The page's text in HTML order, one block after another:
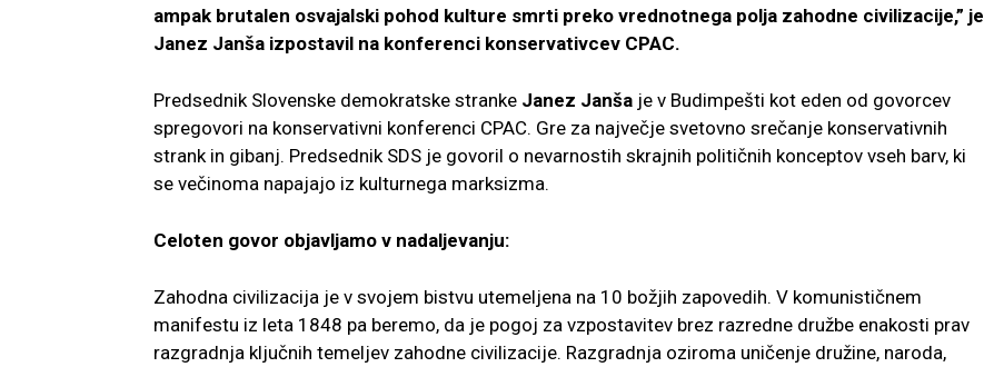
ampak brutalen osvajalski pohod kulture smrti preko vrednotnega polja zahodne civilizacije,” je
Janez Janša izpostavil na konferenci konservativcev CPAC.
Predsednik Slovenske demokratske stranke Janez Janša je v Budimpešti kot eden od govorcev
spregovori na konservativni konferenci CPAC. Gre za največje svetovno srečanje konservativnih
strank in gibanj. Predsednik SDS je govoril o nevarnostih skrajnih političnih konceptov vseh barv, ki
se večinoma napajajo iz kulturnega marksizma.
Celoten govor objavljamo v nadaljevanju:
Zahodna civilizacija je v svojem bistvu utemeljena na 10 božjih zapovedih. V komunističnem
manifestu iz leta 1848 pa beremo, da je pogoj za vzpostavitev brez razredne družbe enakosti prav
razgradnja ključnih temeljev zahodne civilizacije. Razgradnja oziroma uničenje družine, naroda,